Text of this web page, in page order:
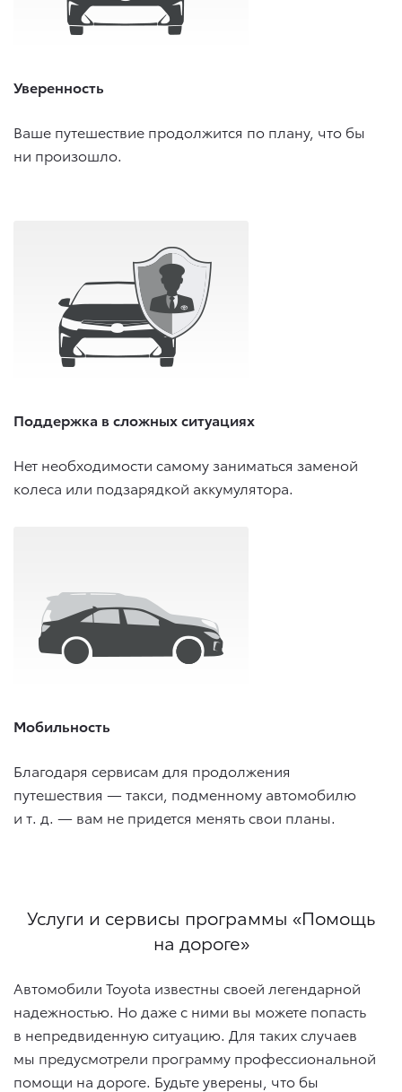
Уверенность
Ваше путешествие продолжится по плану, что бы
ни произошло.
Поддержка в сложных ситуациях
Нет необходимости самому заниматься заменой
колеса или подзарядкой аккумулятора.
Мобильность
Благодаря сервисам для продолжения
путешествия — такси, подменному автомобилю
и т. д. — вам не придется менять свои планы.
Услуги и сервисы программы «Помощь
на дороге»
Автомобили Toyota известны своей легендарной
надежностью. Но даже с ними вы можете попасть
в непредвиденную ситуацию. Для таких случаев
мы предусмотрели программу профессиональной
помощи на дороге. Будьте уверены, что бы